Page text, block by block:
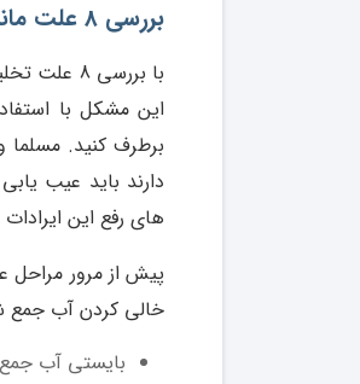
بررسی 8 علت ماندن اب در ماشین لباسشویی
با
این مشکل با
برطرف کنید.
دارند باید عیب
های رفع این ایرادات
پیش از مرور
خالی کردن آب جمع
بایستی آب